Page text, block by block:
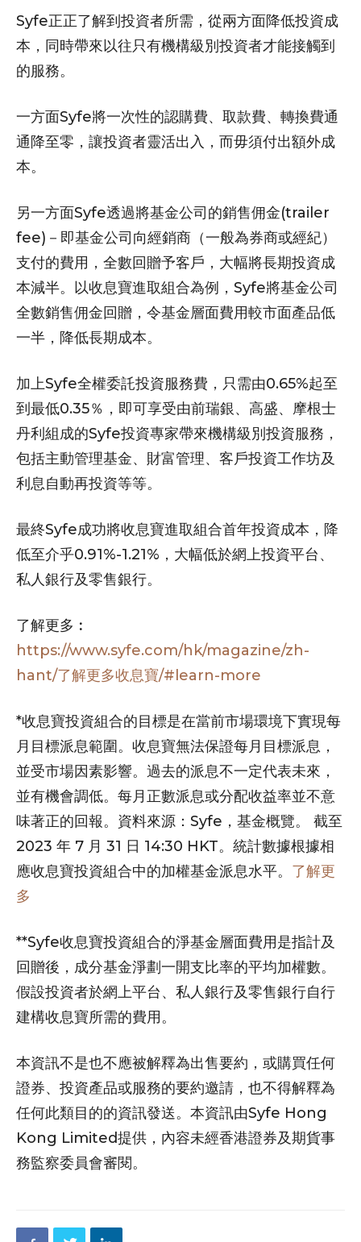
Syfe正正了解到投資者所需，從兩方面降低投資成
本，同時帶來以往只有機構級別投資者才能接觸到
的服務。
一方面Syfe將一次性的認購費、取款費、轉換費通
通降至零，讓投資者靈活出入，而毋須付出額外成
本。
另一方面Syfe透過將基金公司的銷售佣金(trailer
fee)－即基金公司向經銷商（一般為券商或經紀）
支付的費用，全數回贈予客戶，大幅將長期投資成
本減半。以收息寶進取組合為例，Syfe將基金公司
全數銷售佣金回贈，令基金層面費用較市面產品低
一半，降低長期成本。
加上Syfe全權委託投資服務費，只需由0.65%起至
到最低0.35％，即可享受由前瑞銀、高盛、摩根士
丹利組成的Syfe投資專家帶來機構級別投資服務，
包括主動管理基金、財富管理、客戶投資工作坊及
利息自動再投資等等。
最終Syfe成功將收息寶進取組合首年投資成本，降
低至介乎0.91%-1.21%，大幅低於網上投資平台、
私人銀行及零售銀行。
了解更多︰
https://www.syfe.com/hk/magazine/zh-
hant/了解更多收息寶/#learn-more
*收息寶投資組合的目標是在當前市場環境下實現每
月目標派息範圍。收息寶無法保證每月目標派息，
並受市場因素影響。過去的派息不一定代表未來，
並有機會調低。每月正數派息或分配收益率並不意
味著正的回報。資料來源：Syfe，基金概覽。 截至
2023 年 7 月 31 日 14:30 HKT。統計數據根據相
應收息寶投資組合中的加權基金派息水平。 了解更
多
**Syfe收息寶投資組合的淨基金層面費用是指計及
回贈後，成分基金淨劃一開支比率的平均加權數。
假設投資者於網上平台、私人銀行及零售銀行自行
建構收息寶所需的費用。
本資訊不是也不應被解釋為出售要約，或購買任何
證券、投資產品或服務的要約邀請，也不得解釋為
任何此類目的的資訊發送。本資訊由Syfe Hong
Kong Limited提供，內容未經香港證券及期貨事
務監察委員會審閱。